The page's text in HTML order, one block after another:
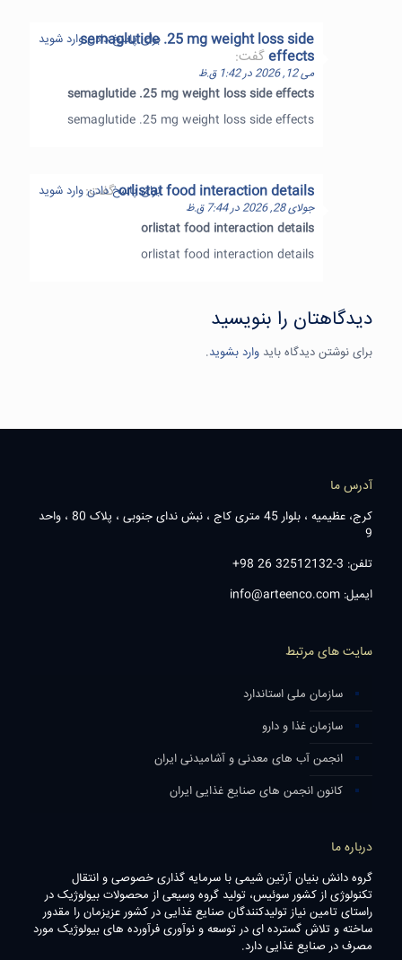
semaglutide .25 mg weight loss side
effectsگفت:
می 12, 2026 در 1:42 ق.ظ
semaglutide .25 mg weight loss side effects
semaglutide .25 mg weight loss side effects
برای پاسخ دادن وارد شوید
orlistat food interaction detailsگفت:
جولای 28, 2026 در 7:44 ق.ظ
orlistat food interaction details
orlistat food interaction details
برای پاسخ دادن وارد شوید
دیدگاهتان را بنویسید
برای نوشتن دیدگاه باید وارد بشوید.
آدرس ما
کرج، عظیمیه ، بلوار 45 متری کاج ، نبش ندای جنوبی ، پلاک 80 ، واحد
9
تلفن: 3-32512132 26 98+
ایمیل: info@arteenco.com
سایت های مرتبط
سازمان ملی استاندارد
سازمان غذا و دارو
انجمن آب های معدنی و آشامیدنی ایران
کانون انجمن های صنایع غذایی ایران
درباره ما
گروه دانش بنیان آرتین شیمی با سرمایه گذاری خصوصی و انتقال
تکنولوژی از کشور سوئیس، تولید گروه وسیعی از محصولات بیولوژیک در
راستای تامین نیاز تولیدکنندگان صنایع غذایی در کشور عزیزمان را مقدور
ساخته و تلاش گسترده ای در توسعه و نوآوری فرآورده های بیولوژیک مورد
مصرف در صنایع غذایی دارد.